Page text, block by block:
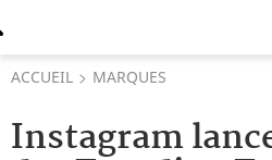
ACCUEIL MARQUES
Instagram